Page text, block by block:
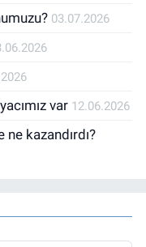
03.07.2026
var 12.06.2026
kazandırdı?